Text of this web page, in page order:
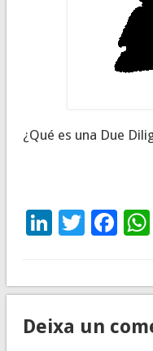
¿Qué es una Due
LinkedIn
Deixa un